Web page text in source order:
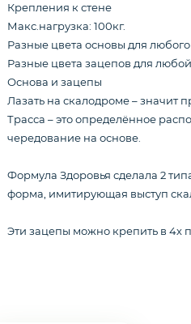
Крепления к стене
Макс.нагрузка: 100кг.
Разные цвета основы для
Разные цвета зацепов для
Основа и зацепы
Лазать на скалодроме – значит
Трасса – это определённое
чередование на основе.
Формула Здоровья сделала 2
форма, имитирующая выступ
Эти зацепы можно крепить в 4х